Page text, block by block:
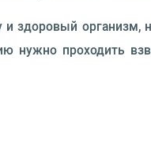
организм,
проходить